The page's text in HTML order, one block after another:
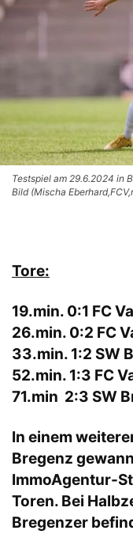
Testspiel am 29.6.2024 in
Bild (Mischa
Tore:
19.min. 0:1 FC
26.min. 0:2 FC
33.min. 1:2 SW
52.min. 1:3 FC
71.min 2:3 SW
In einem
Bregenz
ImmoAgentur-
Toren. Bei
Bregenzer